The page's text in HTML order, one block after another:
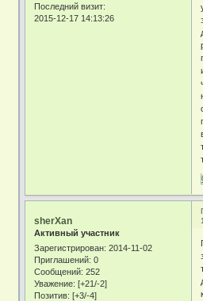
Последний визит:
2015-12-17 14:13:26
sherXan
Активный участник
Зарегистрирован: 2014-11-02
Приглашений: 0
Сообщений: 252
Уважение: [+21/-2]
Позитив: [+3/-4]